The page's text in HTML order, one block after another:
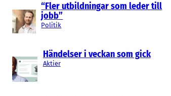
“Fler utbildningar som leder till
jobb”
Politik
Händelser i veckan som gick
Aktier